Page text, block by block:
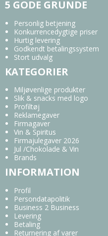
5 GODE GRUNDE
Personlig betjening
Konkurrencedygtige priser
Hurtig levering
Godkendt betalingssystem
Stort udvalg
KATEGORIER
Miljøvenlige produkter
Slik & snacks med logo
Profiltøj
Reklamegaver
Firmagaver
Vin & Spiritus
Firmajulegaver 2026
Jul /Chokolade & Vin
Brands
INFORMATION
Profil
Persondatapolitik
Business 2 Business
Levering
Betaling
Returnering af varer